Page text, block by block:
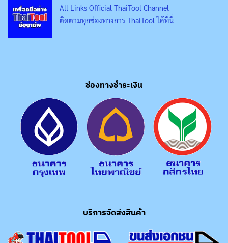
All Links Official ThaiTool Channel
ติดตามทุกช่องทางการ ThaiTool ได้ที่นี่
ช่องทางชำระเงิน
บริการจัดส่งสินค้า